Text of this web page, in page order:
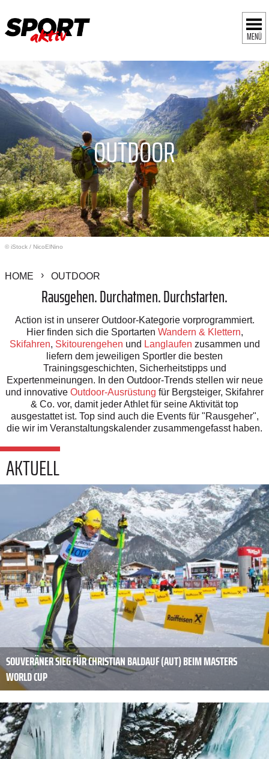
MENÜ
© iStock / NicoElNino
OUTDOOR
HOME OUTDOOR
Rausgehen. Durchatmen. Durchstarten.
Action ist in unserer Outdoor-Kategorie vorprogrammiert.
Hier finden sich die Sportarten Wandern & Klettern,
Skifahren, Skitourengehen und Langlaufen zusammen und
liefern dem jeweiligen Sportler die besten
Trainingsgeschichten, Sicherheitstipps und
Expertenmeinungen. In den Outdoor-Trends stellen wir neue
und innovative Outdoor-Ausrüstung für Bergsteiger, Skifahrer
& Co. vor, damit jeder Athlet für seine Aktivität top
ausgestattet ist. Top sind auch die Events für "Rausgeher",
die wir im Veranstaltungskalender zusammengefasst haben.
AKTUELL
SOUVERÄNER SIEG FÜR CHRISTIAN BALDAUF (AUT) BEIM MASTERS
WORLD CUP